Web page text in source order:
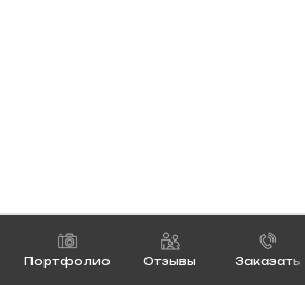
Портфолио Отзывы Заказать